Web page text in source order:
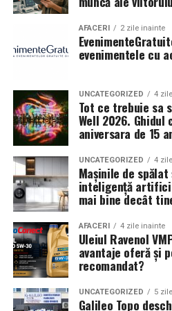
reducerea evaporării;
lubrifiere constantă;
protecție împotriva
Aceste caracteristici sunt
pentru motoarele moderne cu
Ce înseamnă 5W30?
5W30 reprezintă vâscozitatea
Prima valoare indică
scăzute.
Avantaje:
circulație rapidă în motor;
Sustenabilitate și protecția
Într-o lume în care protejarea
importantă ca niciodată, a
amprentei de carbon a unui
ecologice de toalete sunt
resurse naturale, în special apa.
de litri de apă pentru fiecare
întâmplă în cazul toaletelor
utilizează sisteme care nu
cantități minime de apă.
De asemenea, tipurile
cu tehnologii de compostare
în compost, un fertilizant
contribuie la reducerea
în gropile de gunoi și ajută la
AFACERI 2 zile inainte
evenimentele cu
UNCATEGORIZED 4
Tot ce trebuie sa
Well 2026.
aniversara de 15
UNCATEGORIZED 4
Mașinile de
inteligență
mai bine decât
AFACERI 4 zile inainte
Uleiul Ravenol
avantaje oferă și
recomandat?
UNCATEGORIZED 5
Galileo Topo